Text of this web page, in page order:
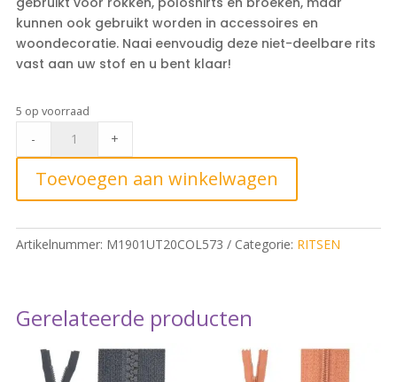
kunnen ook gebruikt worden in accessoires en
woondecoratie. Naai eenvoudig deze niet-deelbare rits
vast aan uw stof en u bent klaar!
5 op voorraad
- +
Toevoegen aan winkelwagen
Artikelnummer: M1901UT20COL573 Categorie: RITSEN
Gerelateerde producten